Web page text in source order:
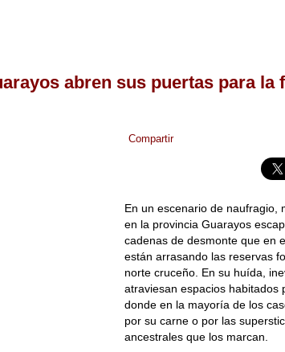
abren sus puertas para la
Compartir
En un escenario de naufragio,
en la provincia Guarayos
cadenas de desmonte que en
están arrasando las reservas
norte cruceño. En su huída,
atraviesan espacios habitados
donde en la mayoría de los
por su carne o por las
ancestrales que los marcan.